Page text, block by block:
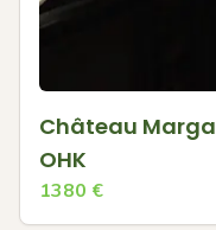
Château
OHK
1380 €